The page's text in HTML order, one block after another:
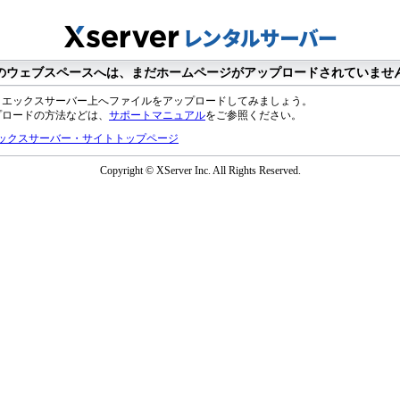
ウェブスペースへは、まだホームページがアップロードされていませ
ックスサーバー上へファイルをアップロードしてみましょう。
ードの方法などは、 サポートマニュアルをご参照ください。
クスサーバー・サイトトップページ
Copyright © XServer Inc. All Rights Reserved.